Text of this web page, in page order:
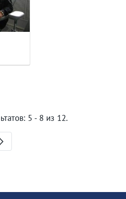
5 - 8 из 12.